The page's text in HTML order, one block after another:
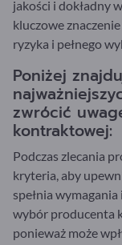
jakości i dokładny
kluczowe
ryzyka i pełnego
Poniżej
zwrócić
kontraktowej:
Podczas zlecania
kryteria, aby
spełnia
wybór producenta
ponieważ może